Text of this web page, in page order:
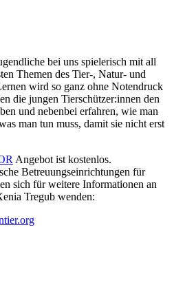
bei uns spielerisch mit all
Themen des Tier-, Natur- und
wird so ganz ohne Notendruck
die jungen Tierschützer:innen den
und nebenbei erfahren, wie man
man tun muss, damit sie nicht erst
Angebot ist kostenlos.
Betreuungseinrichtungen für
sich für weitere Informationen an
Tregub wenden: